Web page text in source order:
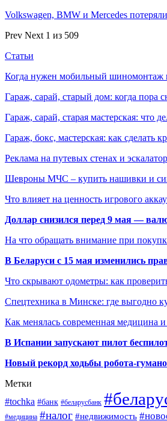
Volkswagen, BMW и Mercedes
Prev Next 1 из 509
Статьи
Когда нужен мобильный шиномонтаж
Гараж, сарай, старый дом: когда пора
Гараж, сарай, старая мастерская: что
Гараж, бокс, мастерская: как сделать
Реклама на путевых стенах и
Шевроны МЧС – купить нашивки и
Что влияет на ценность игрового
Доллар снизился перед 9 мая —
На что обращать внимание при
В Беларуси с 15 мая изменились
Что скрывают одометры: как
Спецтехника в Минске: где выгодно
Как менялась современная медицина
В Испании запускают пилот
Новый рекорд ходьбы робота-
Метки
#tochka #банк #беларусбанк
#медицина #налог #недвижимость